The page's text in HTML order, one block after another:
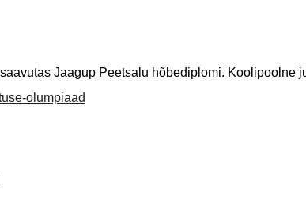
Jaagup Peetsalu hõbediplomi. Koolipoolne
olumpiaad